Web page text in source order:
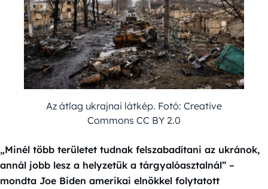
Az átlag ukrajnai látkép. Fotó: Creative
Commons CC BY 2.0
„Minél több területet tudnak felszabadítani az ukránok,
annál jobb lesz a helyzetük a tárgyalóasztalnál” –
mondta Joe Biden amerikai elnökkel folytatott